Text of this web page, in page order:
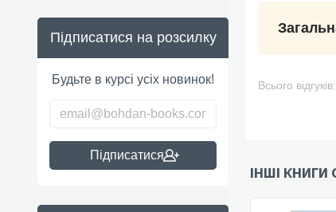
Підписатися на розсилку
Будьте в курсі усіх новинок!
Підписатися
Всього відгуків:
ІНШІ КНИГИ